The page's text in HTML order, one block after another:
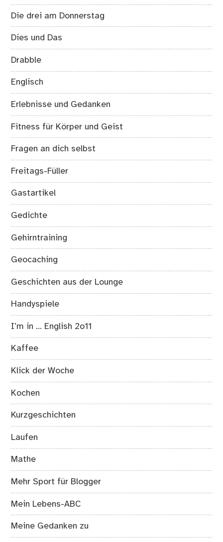
Die drei am Donnerstag
Dies und Das
Drabble
Englisch
Erlebnisse und Gedanken
Fitness für Körper und Geist
Fragen an dich selbst
Freitags-Füller
Gastartikel
Gedichte
Gehirntraining
Geocaching
Geschichten aus der Lounge
Handyspiele
I’m in … English 2o11
Kaffee
Klick der Woche
Kochen
Kurzgeschichten
Laufen
Mathe
Mehr Sport für Blogger
Mein Lebens-ABC
Meine Gedanken zu